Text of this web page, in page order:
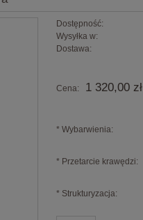
Dostępność:
Wysyłka w:
Dostawa:
płatnościCena: 1 320,00 zł
*Wybarwienia:
*Przetarcie krawędzi:
*Strukturyzacja: